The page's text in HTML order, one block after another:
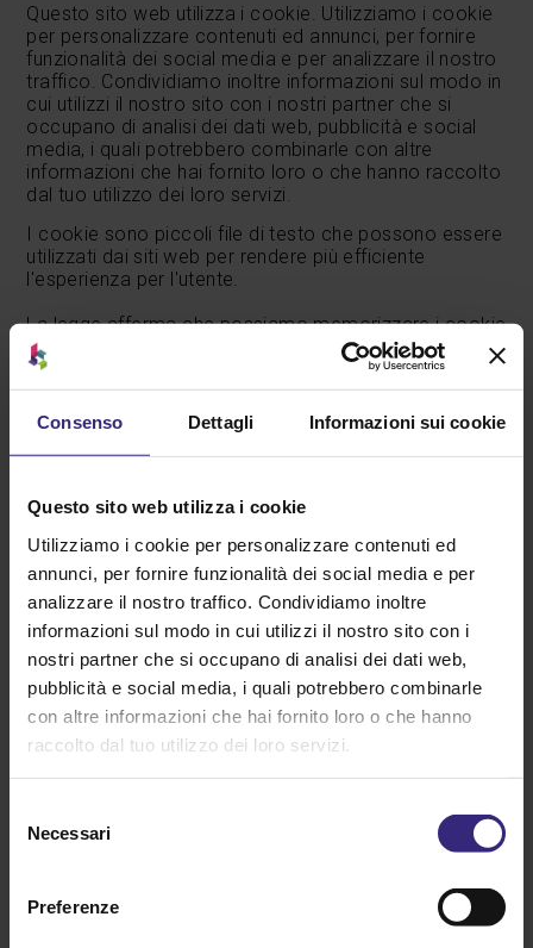
Consenso Dettagli Informazioni sui cookie
Questo sito web utilizza i cookie
Utilizziamo i cookie per personalizzare contenuti ed
annunci, per fornire funzionalità dei social media e per
analizzare il nostro traffico. Condividiamo inoltre
informazioni sul modo in cui utilizzi il nostro sito con i
nostri partner che si occupano di analisi dei dati web,
pubblicità e social media, i quali potrebbero combinarle
con altre informazioni che hai fornito loro o che hanno
raccolto dal tuo utilizzo dei loro servizi.
delNecessari
Preferenze
Questo sito web utilizza i cookie. Utilizziamo i cookie
per personalizzare contenuti ed annunci, per fornire
funzionalità dei social media e per analizzare il nostro
traffico. Condividiamo inoltre informazioni sul modo in
cui utilizzi il nostro sito con i nostri partner che si
occupano di analisi dei dati web, pubblicità e social
media, i quali potrebbero combinarle con altre
informazioni che hai fornito loro o che hanno raccolto
dal tuo utilizzo dei loro servizi.
I cookie sono piccoli file di testo che possono essere
utilizzati dai siti web per rendere più efficiente
l'esperienza per l'utente.
La legge afferma che possiamo memorizzare i cookie
sul tuo dispositivo se sono strettamente necessari per
il funzionamento di questo sito. Per tutti gli altri tipi di
cookie abbiamo bisogno del tuo consenso.
Questo sito utilizza diversi tipi di cookie. Alcuni cookie
sono collocati da servizi di terzi che compaiono sulle
revocare il proprio consenso dalla Dichiarazione dei
cookie sul nostro sito web.
Scopri di più su chi siamo, come puoi contattarci e
come trattiamo i dati personali nella nostra
Informativa sulla privacy.
Specifica l’ID del tuo consenso e la data di quando ci
Il tuo consenso si applica ai seguenti siti web:
Il tuo stato attuale: Rifiuta.
Dichiarazione Cookie aggiornata l'ultima volta il